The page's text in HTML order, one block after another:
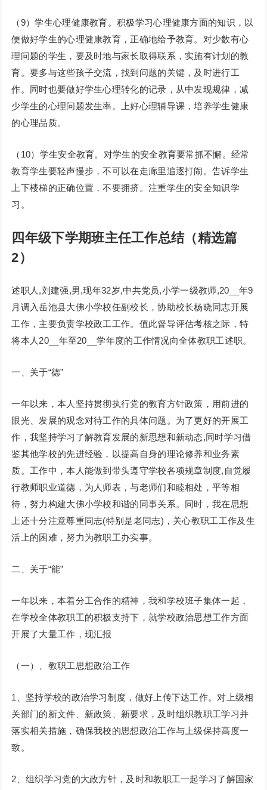
（9）学生心理健康教育。积极学习心理健康方面的知识，以
便做好学生的心理健康教育，正确地给予教育。对少数有心
理问题的学生，要及时地与家长取得联系，实施有计划的教
育。要多与这些孩子交流，找到问题的关键，及时进行工
作。同时也要做好学生心理转化的记录，从中发现规律，减
少学生的心理问题发生率。上好心理辅导课，培养学生健康
的心理品质。
（10）学生安全教育。对学生的安全教育要常抓不懈。经常
教育学生要轻声慢步，不可以在走廊里追逐打闹。告诉学生
上下楼梯的正确位置，不要拥挤。注重学生的安全知识学
习。
四年级下学期班主任工作总结（精选篇
2）
述职人,刘建强,男,现年32岁,中共党员,小学一级教师,20__年9
月调入岳池县大佛小学校任副校长，协助校长杨晓同志开展
工作，主要负责学校政工工作。值此督导评估考核之际，特
将本人20__年至20__学年度的工作情况向全体教职工述职。
一、关于“德”
一年以来，本人坚持贯彻执行党的教育方针政策，用前进的
眼光、发展的观念对待工作的具体问题。为了更好的开展工
作，我坚持学习了解教育发展的新思想和新动态,同时学习借
鉴其他学校的先进经验，以提高自身的理论修养和业务素
质。工作中，本人能做到带头遵守学校各项规章制度,自觉履
行教师职业道德，为人师表，与老师们和睦相处，平等相
待，努力构建大佛小学校和谐的同事关系。同时，我在思想
上还十分注意尊重同志(特别是老同志)，关心教职工工作及生
活上的困难，努力为教职工办实事。
二、关于“能”
一年以来，本着分工合作的精神，我和学校班子集体一起，
在学校全体教职工的积极支持下，就学校政治思想工作方面
开展了大量工作，现汇报
（一）、教职工思想政治工作
1、坚持学校的政治学习制度，做好上传下达工作。对上级相
关部门的新文件、新政策、新要求，及时组织教职工学习并
落实相关措施，确保我校的思想政治工作与上级保持高度一
致。
2、组织学习党的大政方针，及时和教职工一起学习了解国家